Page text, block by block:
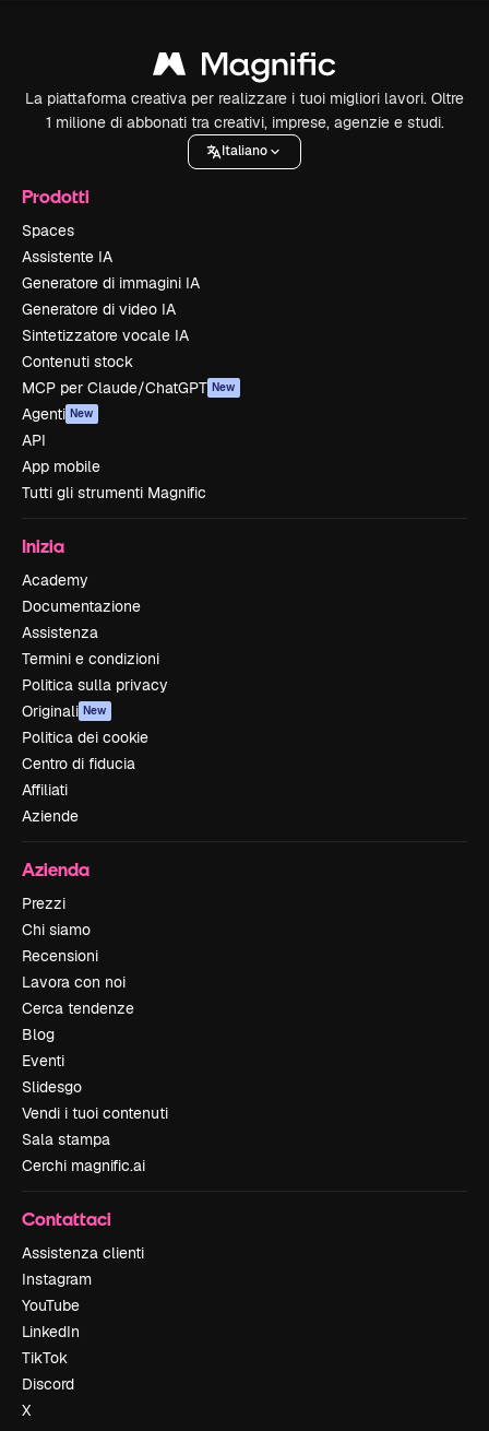
La piattaforma creativa per realizzare i tuoi migliori lavori. Oltre
1 milione di abbonati tra creativi, imprese, agenzie e studi.
Italiano
Prodotti
Spaces
Assistente IA
Generatore di immagini IA
Generatore di video IA
Sintetizzatore vocale IA
Contenuti stock
MCP per Claude/ChatGPT New
Agenti New
API
App mobile
Tutti gli strumenti Magnific
Inizia
Academy
Documentazione
Assistenza
Termini e condizioni
Politica sulla privacy
Originali New
Politica dei cookie
Centro di fiducia
Affiliati
Aziende
Azienda
Prezzi
Chi siamo
Recensioni
Lavora con noi
Cerca tendenze
Blog
Eventi
Slidesgo
Vendi i tuoi contenuti
Sala stampa
Cerchi magnific.ai
Contattaci
Assistenza clienti
Instagram
YouTube
LinkedIn
TikTok
Discord
X